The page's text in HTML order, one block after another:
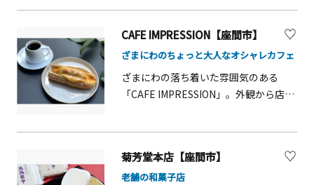
「フルーツサンド」など、フルーツを
ふんだんに使用したパンも人気の商品
です。
CAFE IMPRESSION【座間市】
ざまにわのちょっと大人なオシャレカフェ
ざまにわの落ち着いた雰囲気のある
「CAFE IMPRESSION」。外観から店内
ク、季節限定の商品もあります。ちょっ
とした休憩や勉強、ゆったり過ごした
菊芳堂本店【座間市】
老舗の和菓子店